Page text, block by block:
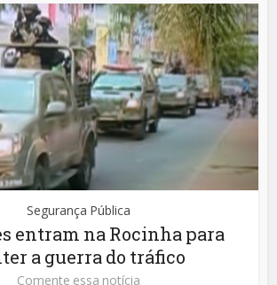
Segurança Pública
entram na Rocinha para
a guerra do tráfico
Comente essa notícia